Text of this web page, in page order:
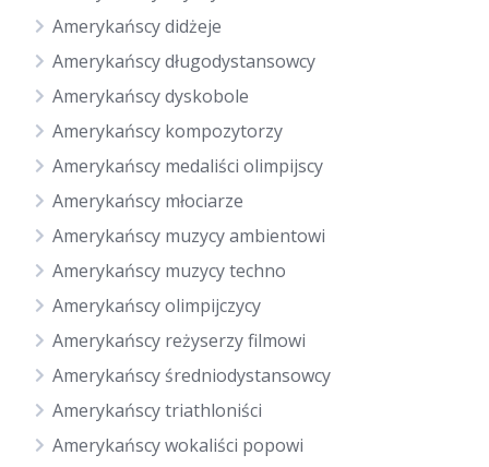
Amerykańscy didżeje
Amerykańscy długodystansowcy
Amerykańscy dyskobole
Amerykańscy kompozytorzy
Amerykańscy medaliści olimpijscy
Amerykańscy młociarze
Amerykańscy muzycy ambientowi
Amerykańscy muzycy techno
Amerykańscy olimpijczycy
Amerykańscy reżyserzy filmowi
Amerykańscy średniodystansowcy
Amerykańscy triathloniści
Amerykańscy wokaliści popowi